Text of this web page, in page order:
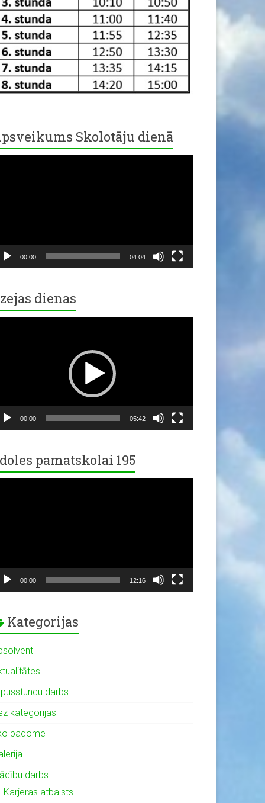
Skolotāju dienā
00:00 04:04
dienas
00:00 05:42
pamatskolai 195
00:00 12:16
Kategorijas
darbs
kategorijas
padome
darbs
Karjeras atbalsts